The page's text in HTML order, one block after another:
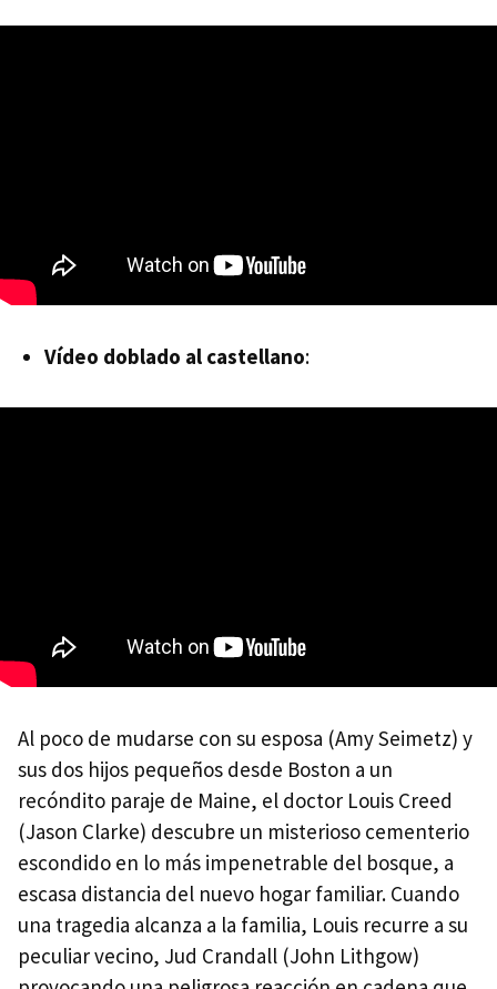
Vídeo doblado al castellano:
Al poco de mudarse con su esposa (Amy Seimetz) y
sus dos hijos pequeños desde Boston a un
recóndito paraje de Maine, el doctor Louis Creed
(Jason Clarke) descubre un misterioso cementerio
escondido en lo más impenetrable del bosque, a
escasa distancia del nuevo hogar familiar. Cuando
una tragedia alcanza a la familia, Louis recurre a su
peculiar vecino, Jud Crandall (John Lithgow)